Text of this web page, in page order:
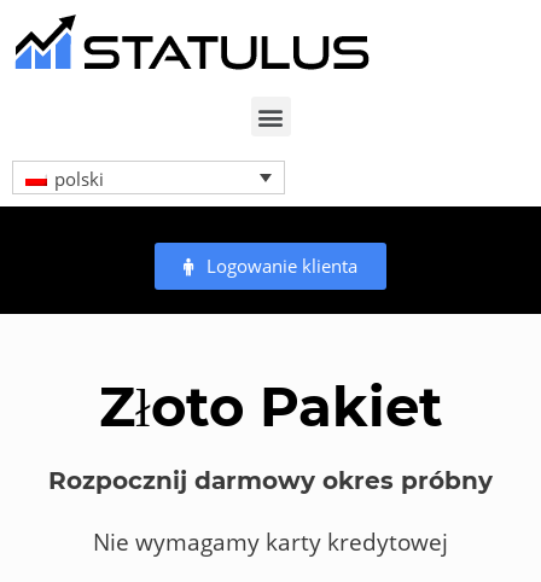
polski
Logowanie klienta
Złoto Pakiet
Rozpocznij darmowy okres próbny
Nie wymagamy karty kredytowej